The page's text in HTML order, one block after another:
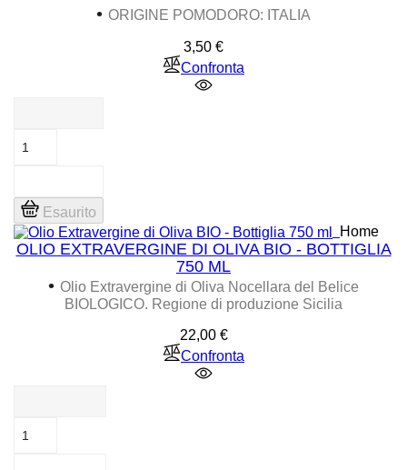
• ORIGINE POMODORO: ITALIA
3,50 €Prezzo
Confronta
Esaurito
Home
OLIO EXTRAVERGINE DI OLIVA BIO - BOTTIGLIA
750 ML
• Olio Extravergine di Oliva Nocellara del Belice
BIOLOGICO. Regione di produzione Sicilia
22,00 €Prezzo
Confronta